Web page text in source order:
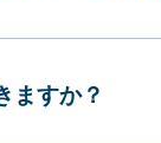
ますか？